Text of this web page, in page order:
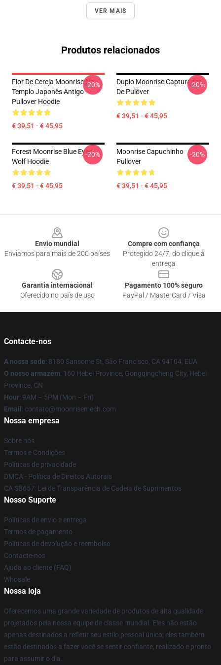
VER MAIS
Produtos relacionados
Flor De Cereja Moonrise No
Templo Japonês Antigo
Pullover Hoodie
€ 39,51 - € 45,95
-20%
Duplo Moonrise Capturador
De Pulôver
€ 39,51 - € 45,95
-20%
Forest Moonrise Blue Eyed
Wolf Hoodie
€ 39,51 - € 45,95
-20%
Moonrise Capuchinho
Pullover
€ 39,51 - € 45,95
-20%
Envio mundial
Enviamos para mais de 200 países
Compre com confiança
Protegido 24/7, do clique à
entrega
Garantia internacional
Oferecido no país de uso
Pagamento 100% seguro
PayPal / MasterCard / Visa
Contacte-nos
A nossa sede: 8180 Sansome St, São Francisco, CA 94104, EUA
O nosso armazém: 160 Hebei Province, Gongqingcheng City, Hebei
Province, CN
Hour: 9AM – 5PM (Mon – Fri)
Email : contato@moonrisemech.com
Nossa empresa
Sobre nós
Termos e Condições
Políticas de privacidade
DMCA - Política de Direitos Autorais
CA SB657: Lei de Transparência de Cadeia de Suprimentos
Nosso Suporte
Políticas de envio e entrega
Termos de pagamento
Políticas de devolução e reembolso
Contacte-nos
Ajuda ao cliente (FAQ)
Whosale
Nossa loja
Oferecemos uma grande variedade de produtos de alta qualidade
projetados pela nossa equipe de classe mundial. Eles não estão
apenas destinados a refletir seu estilo pessoal único; eles também
estão destinados a fazer você se sentir confiante, realizado e pronto
para assumir o dia.